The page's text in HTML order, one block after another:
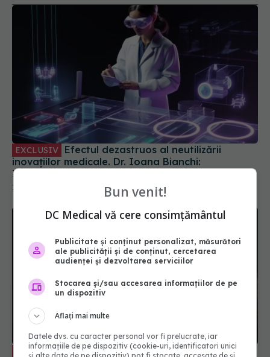
EXCLUSIV
inovațiilor medicale. Dr. Ioana Bianchi:
Investigația costă mult, inovația costă mult. Să
vedem cât costă neplicarea acestora
10 apr 2024, 18:48
EXCLUSIV Bolile cardiovasculare, principala
Bun venit!
DC Medical vă cere consimțământul
Publicitate și conținut personalizat, măsurători
ale publicității și de conținut, cercetarea
audienței și dezvoltarea serviciilor
Stocarea și/sau accesarea informațiilor de pe
un dispozitiv
Aflați mai multe
Datele dvs. cu caracter personal vor fi prelucrate, iar
informațiile de pe dispozitiv (cookie-uri, identificatori unici